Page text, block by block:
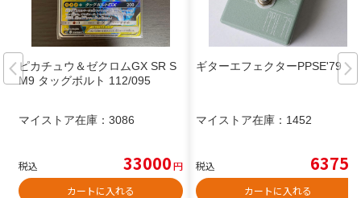
ピカチュウ＆ゼクロムGX SR S
M9 タッグボルト 112/095
マイストア在庫： 3086
税込 33000円
カートに入れる
ギターエフェクターPPSE'79
マイストア在庫： 1452
税込 6375
カートに入れる